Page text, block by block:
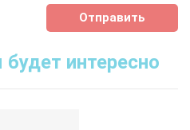
Отправить
интересно